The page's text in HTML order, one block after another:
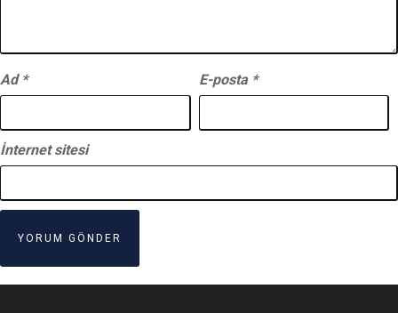
Ad * E-posta *
İnternet sitesi